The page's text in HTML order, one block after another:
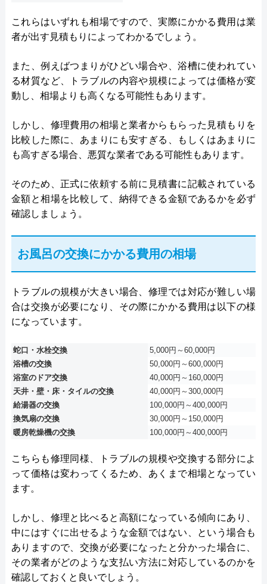
これらはいずれも相場ですので、実際にかかる費用は業
者が出す見積もりによってわかるでしょう。
また、例えばつまりがひどい場合や、浴槽に使われてい
る材質など、トラブルの内容や規模によっては価格が変
動し、相場よりも高くなる可能性もあります。
しかし、修理費用の相場と業者からもらった見積もりを
比較した際に、あまりにも安すぎる、もしくはあまりに
も高すぎる場合、悪質な業者である可能性もあります。
そのため、正式に依頼する前に見積書に記載されている
金額と相場を比較して、納得できる金額であるかを必ず
確認しましょう。
お風呂の交換にかかる費用の相場
トラブルの規模が大きい場合、修理では対応が難しい場
合は交換が必要になり、その際にかかる費用は以下の様
になっています。
蛇口・水栓交換
5,000円～60,000円
浴槽の交換
50,000円～600,000円
浴室のドア交換
40,000円～160,000円
天井・壁・床・タイルの交換
40,000円～300,000円
給湯器の交換
100,000円～400,000円
換気扇の交換
30,000円～150,000円
暖房乾燥機の交換
100,000円～400,000円
こちらも修理同様、トラブルの規模や交換する部分によ
って価格は変わってくるため、あくまで相場となってい
ます。
しかし、修理と比べると高額になっている傾向にあり、
中にはすぐに出せるような金額ではない、という場合も
ありますので、交換が必要になったと分かった場合に、
その業者がどのような支払い方法に対応しているのかを
確認しておくと良いでしょう。